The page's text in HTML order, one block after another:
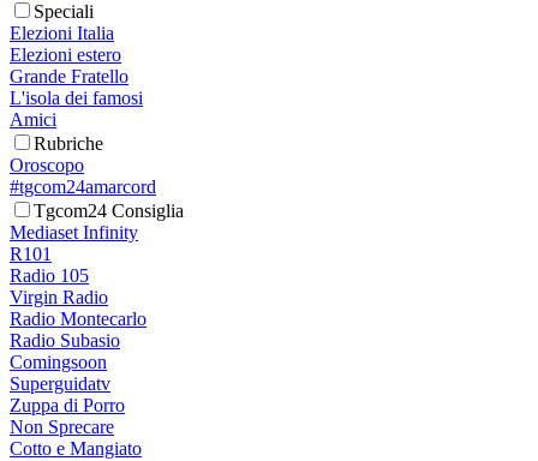
Speciali
Elezioni Italia
Elezioni estero
Grande Fratello
L'isola dei famosi
Amici
Rubriche
Oroscopo
#tgcom24amarcord
Tgcom24 Consiglia
Mediaset Infinity
R101
Radio 105
Virgin Radio
Radio Montecarlo
Radio Subasio
Comingsoon
Superguidatv
Zuppa di Porro
Non Sprecare
Cotto e Mangiato